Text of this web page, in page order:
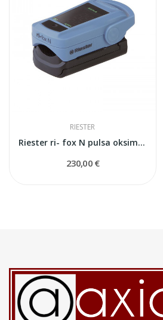
RIESTER
Riester ri- fox N pulsa oksimetrs
230,00 €